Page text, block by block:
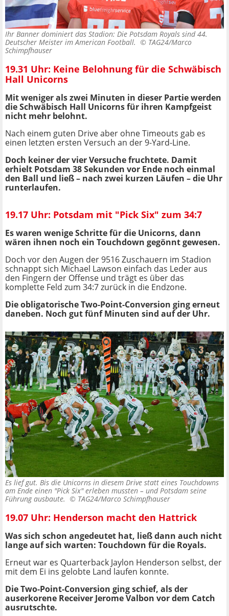
Ihr Banner dominiert das Stadion: Die Potsdam Royals sind 44.
Deutscher Meister im American Football. © TAG24/Marco
Schimpfhauser
19.31 Uhr: Keine Belohnung für die Schwäbisch
Hall Unicorns
Mit weniger als zwei Minuten in dieser Partie werden
die Schwäbisch Hall Unicorns für ihren Kampfgeist
nicht mehr belohnt.
Nach einem guten Drive aber ohne Timeouts gab es
einen letzten ersten Versuch an der 9-Yard-Line.
Doch keiner der vier Versuche fruchtete. Damit
erhielt Potsdam 38 Sekunden vor Ende noch einmal
den Ball und ließ – nach zwei kurzen Läufen – die Uhr
runterlaufen.
19.17 Uhr: Potsdam mit "Pick Six" zum 34:7
Es waren wenige Schritte für die Unicorns, dann
wären ihnen noch ein Touchdown gegönnt gewesen.
Doch vor den Augen der 9516 Zuschauern im Stadion
schnappt sich Michael Lawson einfach das Leder aus
den Fingern der Offense und trägt es über das
komplette Feld zum 34:7 zurück in die Endzone.
Die obligatorische Two-Point-Conversion ging erneut
daneben. Noch gut fünf Minuten sind auf der Uhr.
Es lief gut. Bis die Unicorns in diesem Drive statt eines Touchdowns
am Ende einen "Pick Six" erleben mussten – und Potsdam seine
Führung ausbaute. © TAG24/Marco Schimpfhauser
19.07 Uhr: Henderson macht den Hattrick
Was sich schon angedeutet hat, ließ dann auch nicht
lange auf sich warten: Touchdown für die Royals.
Erneut war es Quarterback Jaylon Henderson selbst, der
mit dem Ei ins gelobte Land laufen konnte.
Die Two-Point-Conversion ging schief, als der
auserkorene Receiver Jerome Valbon vor dem Catch
ausrutschte.